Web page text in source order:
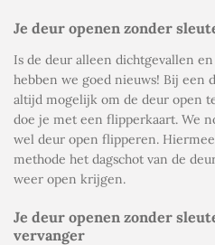
Je deur openen zonder
Is de deur alleen dichtgevallen
hebben we goed nieuws! Bij een
altijd mogelijk om de deur open
doe je met een flipperkaart. We
wel deur open flipperen.
methode het dagschot van de
weer open krijgen.
Je deur openen zonder
vervanger